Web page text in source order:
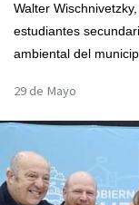
Walter
estudiantes
ambiental del
29 de Mayo